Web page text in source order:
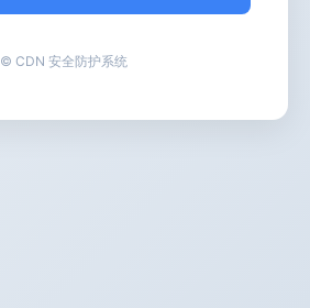
© CDN 安全防护系统